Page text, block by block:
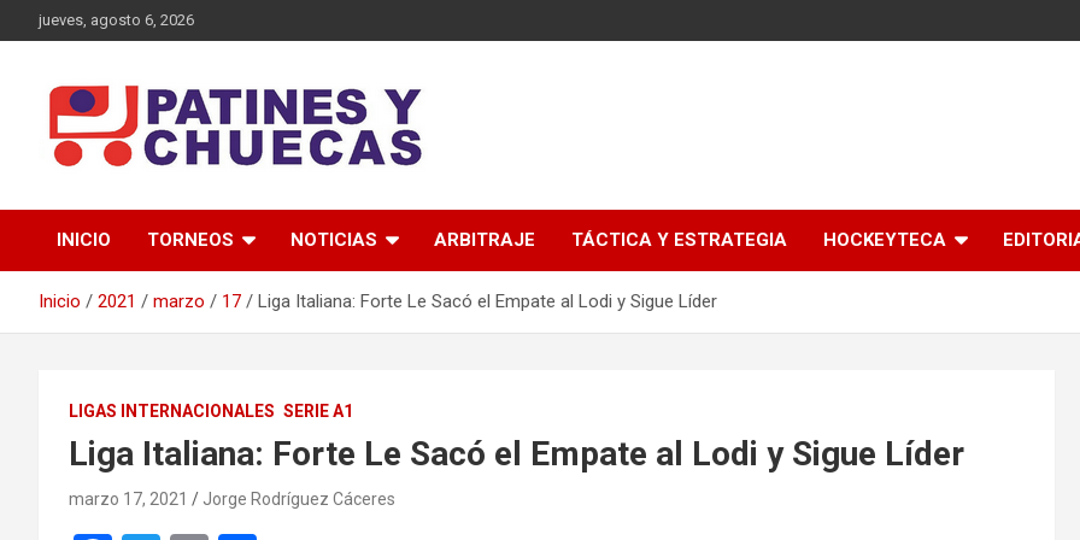
Saltar
al
jueves, agosto 6, 2026
Patines y Chuecas
INICIO TORNEOS NOTICIAS ARBITRAJE TÁCTICA Y ESTRATEGIA HOCKEYTECA
Inicio 2021 marzo 17 Liga Italiana: Forte Le Sacó el Empate al Lodi y Sigue Líder
LIGAS INTERNACIONALES SERIE A1
Liga Italiana: Forte Le Sacó el Empate al Lodi y Sigue Líder
marzo 17, 2021 Jorge Rodríguez Cáceres